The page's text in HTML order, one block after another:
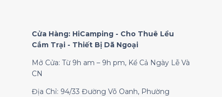
Cửa Hàng: HiCamping - Cho Thuê Lều
Cắm Trại - Thiết Bị Dã Ngoại
Mở Cửa: Từ 9h am – 9h pm, Kể Cả Ngày Lễ Và
CN
Địa Chỉ: 94/33 Đường Võ Oanh, Phường